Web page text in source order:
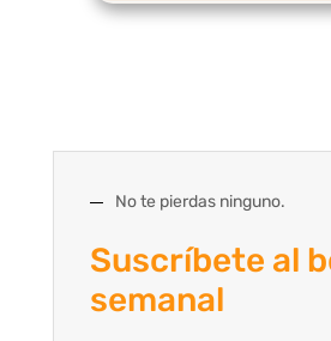
No te pierdas ninguno.
Suscríbete al
semanal